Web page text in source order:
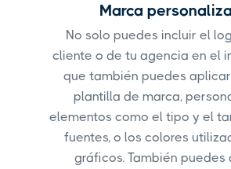
Marca
No solo puedes incluir el
cliente o de tu agencia en el
que también puedes
plantilla de marca,
elementos como el tipo y el
fuentes, o los colores
gráficos. También puedes